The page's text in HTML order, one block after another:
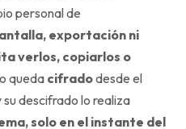
personal de
exportación ni
verlos, copiarlos o
queda cifradodesde el
descifrado lo realiza
solo en el instante del